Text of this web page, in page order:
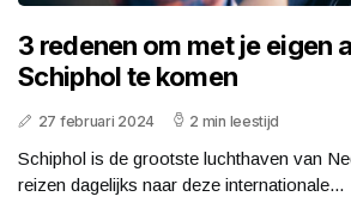
3 redenen om met je eigen
Schiphol te komen
27 februari 2024 2 min leestijd
Schiphol is de grootste luchthaven van
reizen dagelijks naar deze internationale...